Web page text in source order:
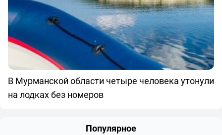
В Мурманской области четыре человека утонули
на лодках без номеров
Популярное